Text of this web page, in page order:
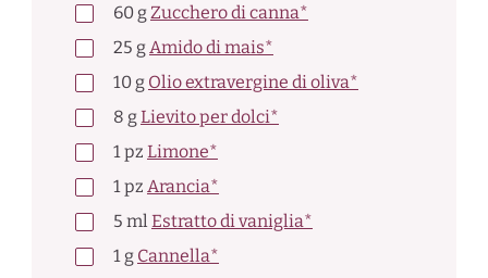
60 g Zucchero di canna*
25 g Amido di mais*
10 g Olio extravergine di oliva*
8 gLievito per dolci*
1 pz Limone*
1 pz Arancia*
5 ml Estratto di vaniglia*
1 g Cannella*